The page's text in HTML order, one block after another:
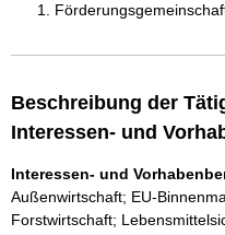
Beschreibung der
Interessen- und
Interessen- und
Außenwirtschaft; EU-
Forstwirtschaft;